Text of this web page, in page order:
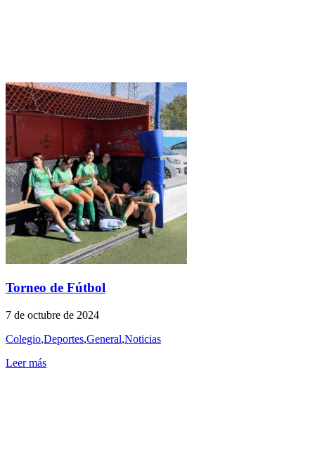
Torneo de Fútbol
7 de octubre de 2024
Colegio,Deportes,General,Noticias
Leer más